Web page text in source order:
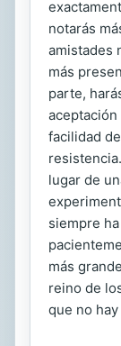
notarás
amistades
más
parte,
facilidad
lugar de
siempre
más
reino de
que no